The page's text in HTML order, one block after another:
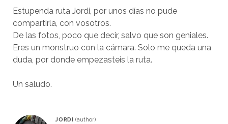
Estupenda ruta Jordi, por unos días no pude
compartirla, con vosotros.
De las fotos, poco que decir, salvo que son geniales.
Eres un monstruo con la cámara. Solo me queda una
duda, por donde empezasteis la ruta.
Un saludo.
JORDI